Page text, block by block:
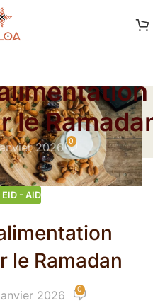
le
2026 0
- AID
le Ramadan
2026 0